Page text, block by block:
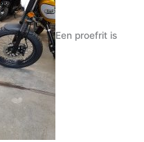
Een proefrit is